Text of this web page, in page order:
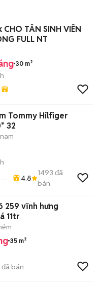
TÂN SINH VIÊN
FULL NT
30 m²
Tommy Hilfiger
32
4.8
1493 đã
bán
259 vĩnh hưng
11tr
35 m²
đã bán